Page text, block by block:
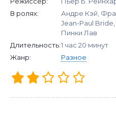
В ролях:
Андре Кэй,
Jean-Paul
Пинки Лав
Длительность:1 час 20 минут
Жанр:
Разное